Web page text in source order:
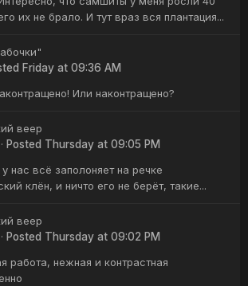
их не брало. И тут враз вся плантация...
Friday at 09:36 AM
Или наконтращено?
веер
· Posted Thursday at 09:05 PM
нас всё заполоняет на речке
клён, и ничто его не берёт, такие...
веер
· Posted Thursday at 09:02 PM
работа, нежная и контрастная